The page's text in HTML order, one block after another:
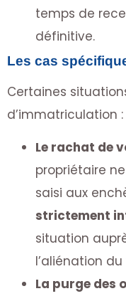
temps de
définitive.
Les cas
Certaines
d’immatriculation :
Le rachat de
propriétaire
saisi aux
strictement
situation
l’aliénation
La purge des